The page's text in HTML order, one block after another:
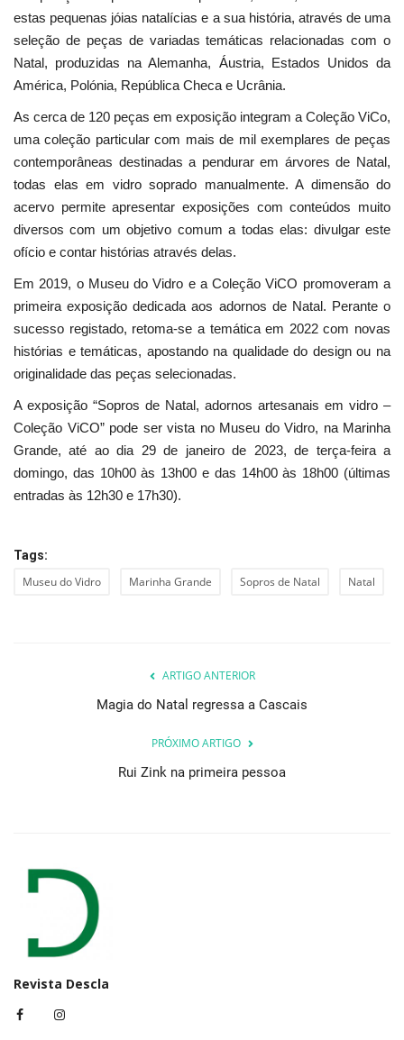
estas pequenas jóias natalícias e a sua história, através de uma
seleção de peças de variadas temáticas relacionadas com o
Natal, produzidas na Alemanha, Áustria, Estados Unidos da
América, Polónia, República Checa e Ucrânia.
As cerca de 120 peças em exposição integram a Coleção ViCo,
uma coleção particular com mais de mil exemplares de peças
contemporâneas destinadas a pendurar em árvores de Natal,
todas elas em vidro soprado manualmente. A dimensão do
acervo permite apresentar exposições com conteúdos muito
diversos com um objetivo comum a todas elas: divulgar este
ofício e contar histórias através delas.
Em 2019, o Museu do Vidro e a Coleção ViCO promoveram a
primeira exposição dedicada aos adornos de Natal. Perante o
sucesso registado, retoma-se a temática em 2022 com novas
histórias e temáticas, apostando na qualidade do design ou na
originalidade das peças selecionadas.
A exposição “Sopros de Natal, adornos artesanais em vidro –
Coleção ViCO” pode ser vista no Museu do Vidro, na Marinha
Grande, até ao dia 29 de janeiro de 2023, de terça-feira a
domingo, das 10h00 às 13h00 e das 14h00 às 18h00 (últimas
entradas às 12h30 e 17h30).
Tags:
Museu do Vidro Marinha Grande Sopros de Natal Natal
ARTIGO ANTERIOR
Magia do Natal regressa a Cascais
PRÓXIMO ARTIGO
Rui Zink na primeira pessoa
Revista Descla